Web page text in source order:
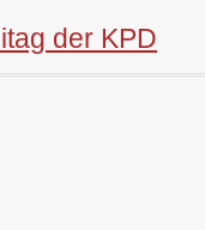
der KPD